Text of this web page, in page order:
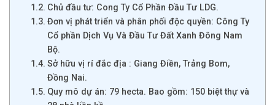
Chủ đầu tư: Cong Ty Cổ Phần Đầu Tư LDG.
Đơn vị phát triển và phân phối độc quyền: Công Ty
Cổ phần Dịch Vụ Và Đầu Tư Đất Xanh Đông Nam
Bộ.
Sở hữu vị rí đắc địa : Giang Điền, Trảng Bom,
Đồng Nai.
Quy mô dự án: 79 hecta. Bao gồm: 150 biệt thự và